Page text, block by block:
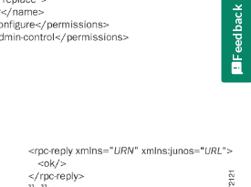
Feedback